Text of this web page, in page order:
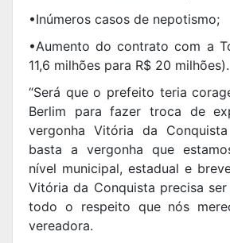
•Inúmeros casos de nepotismo;
•Aumento do contrato com a
11,6 milhões para R$ 20 milhões).
“Será que o prefeito teria
Berlim para fazer troca de
vergonha Vitória da
basta a vergonha que
nível municipal, estadual e
Vitória da Conquista precisa
todo o respeito que nós
vereadora.